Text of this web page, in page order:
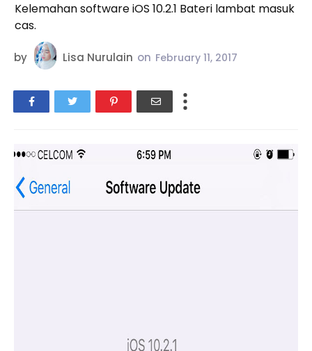
Kelemahan software iOS 10.2.1 Bateri lambat masuk
cas.
by Lisa Nurulain on February 11, 2017